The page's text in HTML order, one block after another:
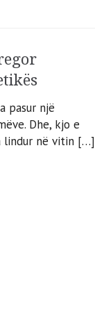
pasur një
Dhe, kjo e
lindur në vitin […]